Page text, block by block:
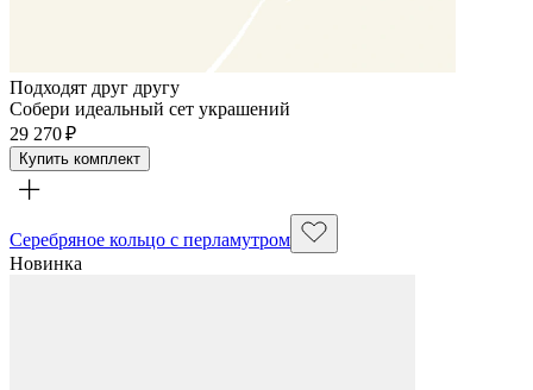
Подходят друг другу
Собери идеальный сет украшений
29 270 ₽
Купить комплект
Серебряное кольцо с перламутром
Новинка